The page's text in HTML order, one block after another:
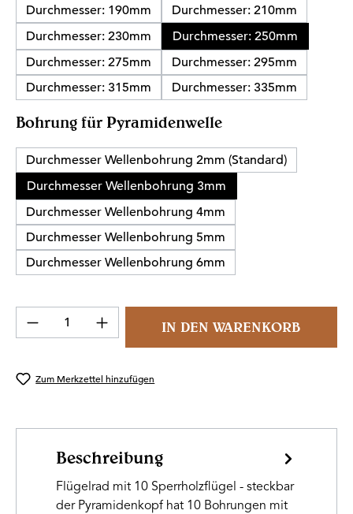
Durchmesser: 190mm
Durchmesser: 210mm
Durchmesser: 230mm
Durchmesser: 250mm
Durchmesser: 275mm
Durchmesser: 295mm
Durchmesser: 315mm
Durchmesser: 335mm
Bohrung für Pyramidenwelleauswählen
Durchmesser Wellenbohrung 2mm (Standard)
Durchmesser Wellenbohrung 3mm
Durchmesser Wellenbohrung 4mm
Durchmesser Wellenbohrung 5mm
Durchmesser Wellenbohrung 6mm
Produkt Anzahl: Gib den gewünschten
IN DEN WARENKORB
Zum Merkzettel hinzufügen
Beschreibung
Flügelrad mit 10 Sperrholzflügel - steckbar
der Pyramidenkopf hat 10 Bohrungen mit